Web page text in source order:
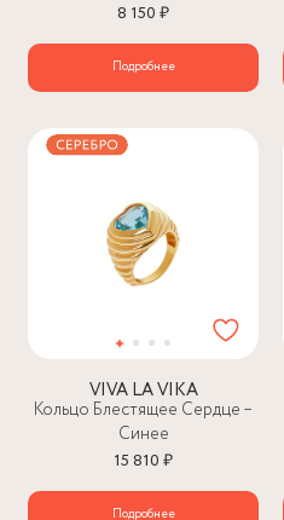
8 150 ₽
Подробнее
VIVA LA VIKA
Кольцо Блестящее Сердце –
Синее
15 810 ₽
Подробнее